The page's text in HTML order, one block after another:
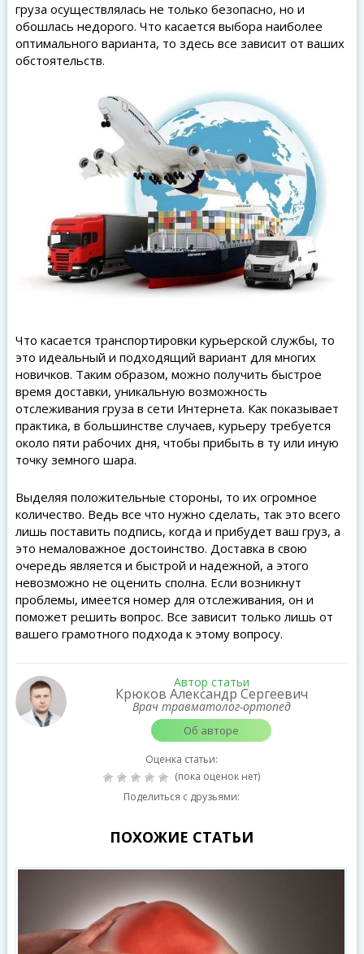
груза осуществлялась не только безопасно, но и
обошлась недорого. Что касается выбора наиболее
оптимального варианта, то здесь все зависит от ваших
обстоятельств.
Что касается транспортировки курьерской службы, то
это идеальный и подходящий вариант для многих
новичков. Таким образом, можно получить быстрое
время доставки, уникальную возможность
отслеживания груза в сети Интернета. Как показывает
практика, в большинстве случаев, курьеру требуется
около пяти рабочих дня, чтобы прибыть в ту или иную
точку земного шара.
Выделяя положительные стороны, то их огромное
количество. Ведь все что нужно сделать, так это всего
лишь поставить подпись, когда и прибудет ваш груз, а
это немаловажное достоинство. Доставка в свою
очередь является и быстрой и надежной, а этого
невозможно не оценить сполна. Если возникнут
проблемы, имеется номер для отслеживания, он и
поможет решить вопрос. Все зависит только лишь от
вашего грамотного подхода к этому вопросу.
Автор статьи
Крюков Александр Сергеевич
Врач травматолог-ортопед
Об авторе
Оценка статьи:
(пока оценок нет)
Поделиться с друзьями:
ПОХОЖИЕ СТАТЬИ